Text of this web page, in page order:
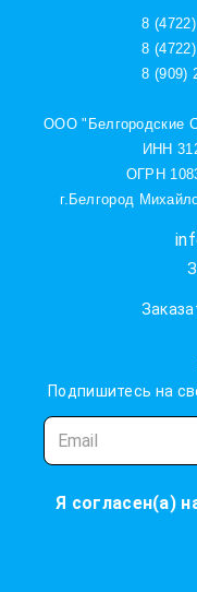
8
8
8 (909)
ООО "Белгородские
ИНН
ОГРН
г.Белгород
Подпишитесь на
Я согласен(а)